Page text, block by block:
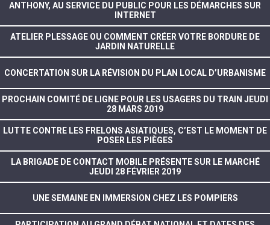
ANTHONY, AU SERVICE DU PUBLIC POUR LES DÉMARCHES SUR
INTERNET
ATELIER PLESSAGE OU COMMENT CRÉER VOTRE BORDURE DE
JARDIN NATURELLE
CONCERTATION SUR LA RÉVISION DU PLAN LOCAL D’URBANISME
PROCHAIN COMITÉ DE LIGNE POUR LES USAGERS DU TRAIN JEUDI
28 MARS 2019
LUTTE CONTRE LES FRELONS ASIATIQUES, C’EST LE MOMENT DE
POSER LES PIÈGES
LA BRIGADE DE CONTACT MOBILE PRÉSENTE SUR LE MARCHÉ
JEUDI 28 FÉVRIER 2019
UNE SEMAINE EN IMMERSION CHEZ LES POMPIERS